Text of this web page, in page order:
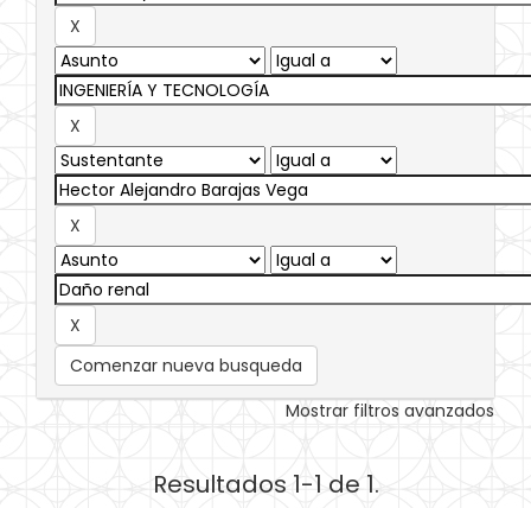
Comenzar nueva busqueda
Mostrar filtros avanzados
Resultados 1-1 de 1.